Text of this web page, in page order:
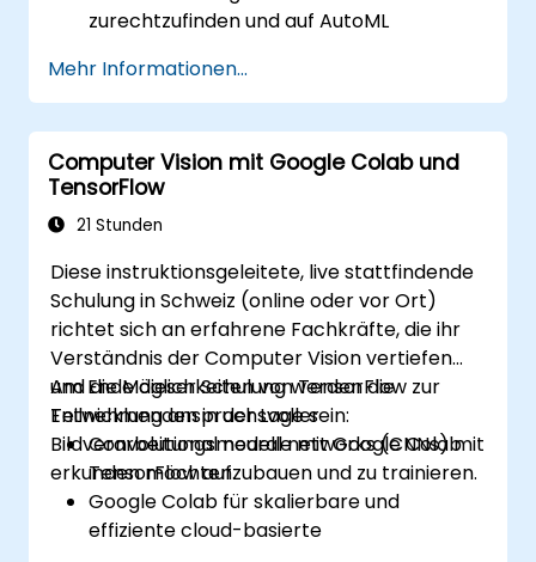
zurechtzufinden und auf AutoML
Daten für das Training von Chatbot-
Modellen vorzubereiten.
Eigene Chatbot-Modelle mit AutoML zu
trainieren und zu evaluieren.
Chatbots in verschiedene Plattformen
und Kanäle zu integrieren und
Die Chatbot-Leistung über die Zeit zu
überwachen und zu optimieren.
Mehr Informationen...
Computer Vision mit Google Colab und
TensorFlow
21 Stunden
Diese instruktionsgeleitete, live stattfindende
Schulung in Schweiz (online oder vor Ort)
richtet sich an erfahrene Fachkräfte, die ihr
Verständnis der Computer Vision vertiefen
und die Möglichkeiten von TensorFlow zur
Entwicklung anspruchsvoller
Bildverarbeitungsmodelle mit Google Colab
erkunden möchten.
Am Ende dieser Schulung werden die
Teilnehmenden in der Lage sein:
Convolutional neural networks (CNNs) mit
TensorFlow aufzubauen und zu trainieren.
Google Colab für skalierbare und
effiziente cloud-basierte